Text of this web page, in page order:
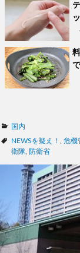
カ
テ
ゴ
国内
タ
グ
NEWSを疑え！ 危機
衛隊 防衛省